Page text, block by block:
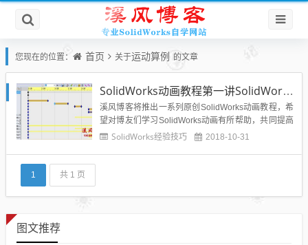
您现在的位置： 首页 关于运动算例 的文章
SolidWorks动画教程第一讲SolidWorks运动算例教程
溪风博客将推出一系列原创SolidWorks动画教程，希
望对博友们学习SolidWorks动画有所帮助，共同提高
SolidWorks动画制作技巧。 运动算例是装配体模型
SolidWorks经验技巧 2018-10-31
1 共 1 页
图文推荐